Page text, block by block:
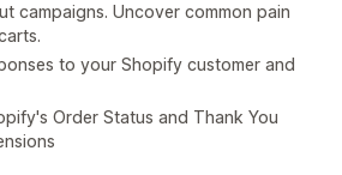
campaigns. Uncover common pain
to your Shopify customer and
Order Status and Thank You